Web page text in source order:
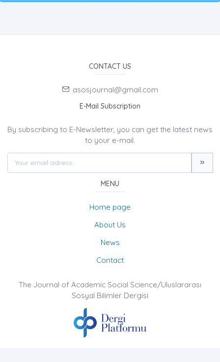
CONTACT US
asosjournal@gmail.com
E-Mail Subscription
By subscribing to E-Newsletter, you can get the latest news
to your e-mail.
MENU
Home page
About Us
News
Contact
The Journal of Academic Social Science/Uluslararası
Sosyal Bilimler Dergisi